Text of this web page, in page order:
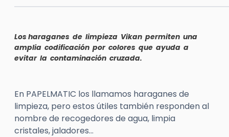
Los haraganes de limpieza Vikan permiten una
amplia codificación por colores que ayuda a
evitar la contaminación cruzada.
En PAPELMATIC los llamamos haraganes de
limpieza, pero estos útiles también responden al
nombre de recogedores de agua, limpia
cristales, jaladores…